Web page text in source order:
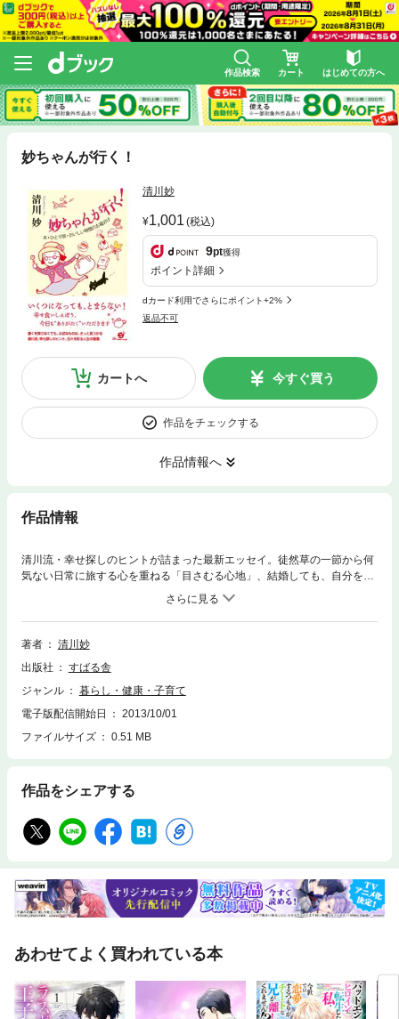
作品検索 カート はじめての方へ
妙ちゃんが行く！
清川妙
1,001 (税込)
9pt獲得
ポイント詳細
dカード利用でさらにポイント+2%
返品不可
カートへ 今すぐ買う
作品をチェックする
作品情報へ
作品情報
清川流・幸せ探しのヒントが詰まった最新エッセイ。徒然草の一節から何
気ない日常に旅する心を重ねる「目さむる心地」、結婚しても、自分を見
失わずに生きる大切さを教えてくれる「机の話」、ちょっとした言葉に心
が通い合う幸せを感じる「今様〈きぬぎぬの手紙〉の心」など、いくつに
なっても自分を磨き育てたくなる、そんな24の話を収録。今年89歳。ます
ますアクティブに朗らかに日々を過ごす著者の姿に元気をもらえる一冊で
著者
清川妙
出版社
すばる舎
ジャンル
暮らし・健康・子育て
電子版配信開始日
2013/10/01
ファイルサイズ
0.51 MB
作品をシェアする
あわせてよく買われている本